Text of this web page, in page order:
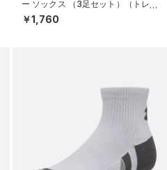
ー ソックス （3足セット）（トレー
ニング/UNISEX）
￥1,760